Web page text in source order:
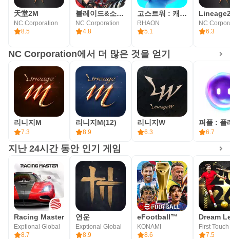
때 도움이 됩니다. 모바일로 사냥을 이어가다가 PC에서 더
넓은 화면으로 전투를 확인하는 식의 사용도 가능합니다. 공
식 가이드북에는 보스 레이드, 공성전, PvP 시스템, 아레나
던전 정보가 정리되어 있어 복귀 이용자도 업데이트 흐름을
리니지2M 장단점
장기 성장형 MMORPG로서 리니지2M은 넓은 월드와 대규
모 전투에서 장점이 뚜렷합니다. 반면 기기 성능과 꾸준한
장점
Full 3D 그래픽과 넓은 오픈월드
클래스와 장비 성장 요소가 많음
혈맹 중심 대규모 전투가 활발함
PURPLE로 PC 플레이와 소통 지원
天堂2M
NC Corporation
8.5
블레이드&소울2(12)
NC Corporation
4.8
고스트워 : 캐주얼 배틀 아레나
RHAON
5.1
NC
6.3
NC Corporation에서 더 많은 것을 얻기
리니지M
7.3
리니지M(12)
8.9
리니지W
6.3 6.7
지난 24시간 동안 인기 게임
Racing Master
Exptional Global
8.7
연운
Exptional Global
8.9
eFootball™
KONAMI
8.6
7.5